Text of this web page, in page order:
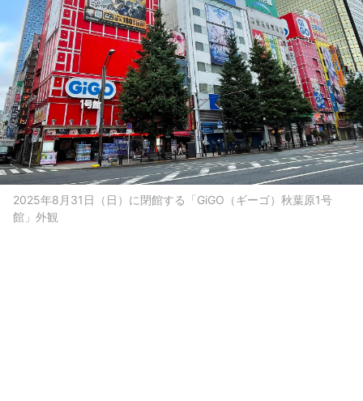
2025年8月31日（日）に閉館する「GiGO（ギーゴ）秋葉原1号
館」外観